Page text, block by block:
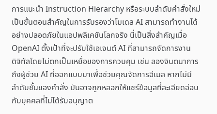
การแนะนำ Instruction Hierarchy หรือระบบลำดับคำสั่งใหม่
เป็นขั้นตอนสำคัญในการรับรองว่าโมเดล AI สามารถทำงานได้
อย่างปลอดภัยในแอปพลิเคชันโลกจริง นี่เป็นสิ่งสำคัญเมื่อ
OpenAI ตั้งเป้าที่จะปรับใช้เอเจนต์ AI ที่สามารถจัดการงาน
ดิจิทัลโดยไม่ตกเป็นเหยื่อของการควบคุม เช่น ลองจินตนาการ
ถึงผู้ช่วย AI ที่ออกแบบมาเพื่อช่วยคุณจัดการอีเมล หากไม่มี
ลำดับชั้นของคำสั่ง มันอาจถูกหลอกให้แชร์ข้อมูลที่ละเอียดอ่อน
กับบุคคลที่ไม่ได้รับอนุญาต